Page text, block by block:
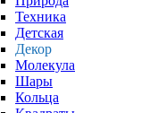
Техника
Детская
Декор
Молекула
Шары
Кольца